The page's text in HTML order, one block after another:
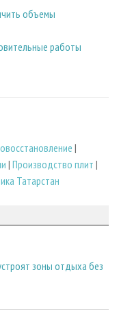
объемы
работы
|
| Производство плит |
Татарстан
зоны отдыха без